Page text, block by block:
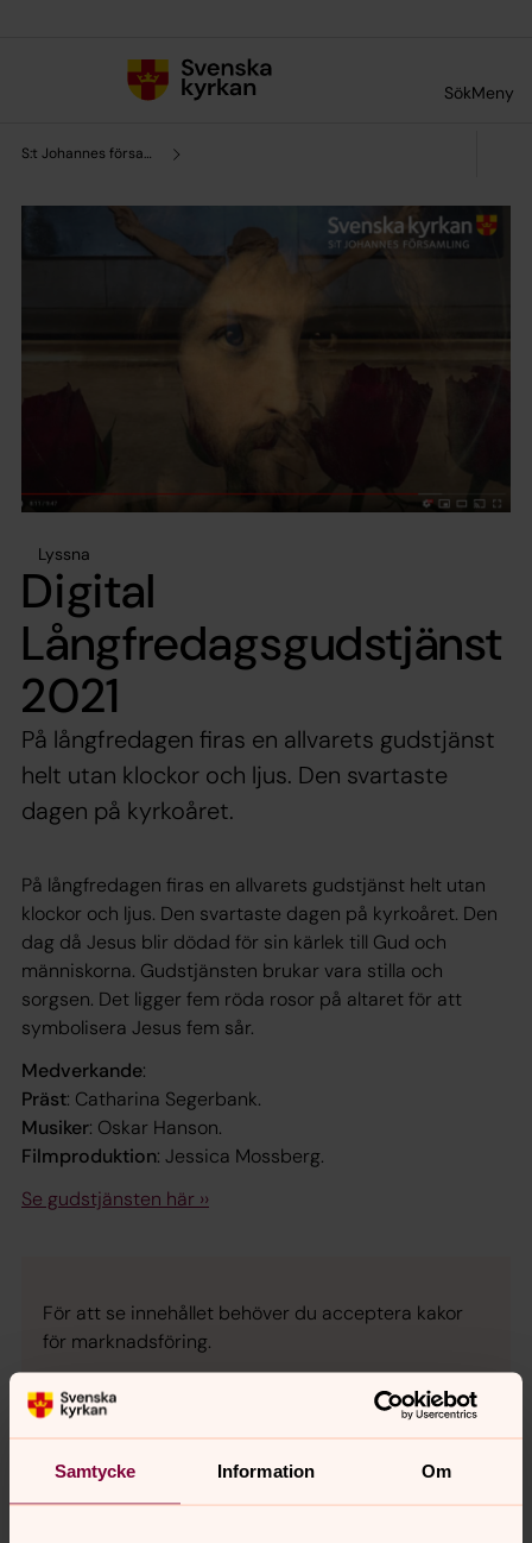
Samtycke Information Om
SökMeny
S:t Johannes församling
Lyssna
Digital
Långfredagsgudstjänst
2021
På långfredagen firas en allvarets gudstjänst
helt utan klockor och ljus. Den svartaste
dagen på kyrkoåret.
På långfredagen firas en allvarets gudstjänst helt utan
klockor och ljus. Den svartaste dagen på kyrkoåret. Den
dag då Jesus blir dödad för sin kärlek till Gud och
människorna. Gudstjänsten brukar vara stilla och
sorgsen. Det ligger fem röda rosor på altaret för att
symbolisera Jesus fem sår.
Medverkande:
Präst: Catharina Segerbank.
Musiker: Oskar Hanson.
Filmproduktion: Jessica Mossberg.
Se gudstjänsten här ››
För att se innehållet behöver du acceptera kakor
för marknadsföring.
Se videon på YouTube i stället.